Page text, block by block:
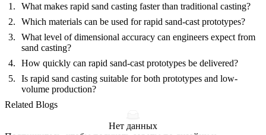
What makes rapid sand casting faster than traditional casting?
Which materials can be used for rapid sand-cast prototypes?
What level of dimensional accuracy can engineers expect from
sand casting?
How quickly can rapid sand-cast prototypes be delivered?
Is rapid sand casting suitable for both prototypes and low-
volume production?
Related Blogs
Нет данных